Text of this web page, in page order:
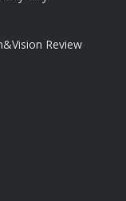
Review